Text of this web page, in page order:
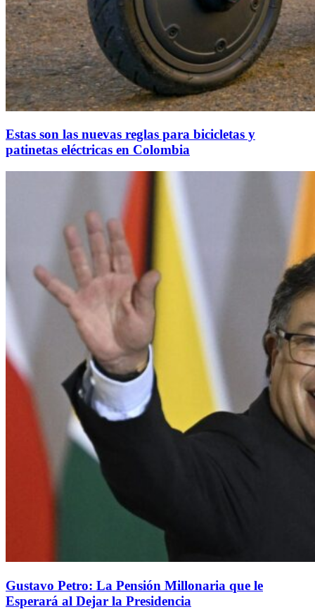
Estas son las nuevas reglas para bicicletas y
patinetas eléctricas en Colombia
Gustavo Petro: La Pensión Millonaria que le
Esperará al Dejar la Presidencia